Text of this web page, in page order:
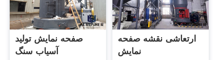
صفحه نمایش تولید
آسیاب سنگ
ارتعاشی نقشه صفحه
نمایش